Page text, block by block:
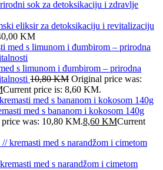
eliksir za detoksikaciju i revitalizaciju
KM
s limunom i đumbirom – prirodna
10,80KM Original price was:
Current price is: 8,60 KM.
med s bananom i kokosom 140g
was: 10,80 KM.8,60 KMCurrent
med s narandžom i cimetom